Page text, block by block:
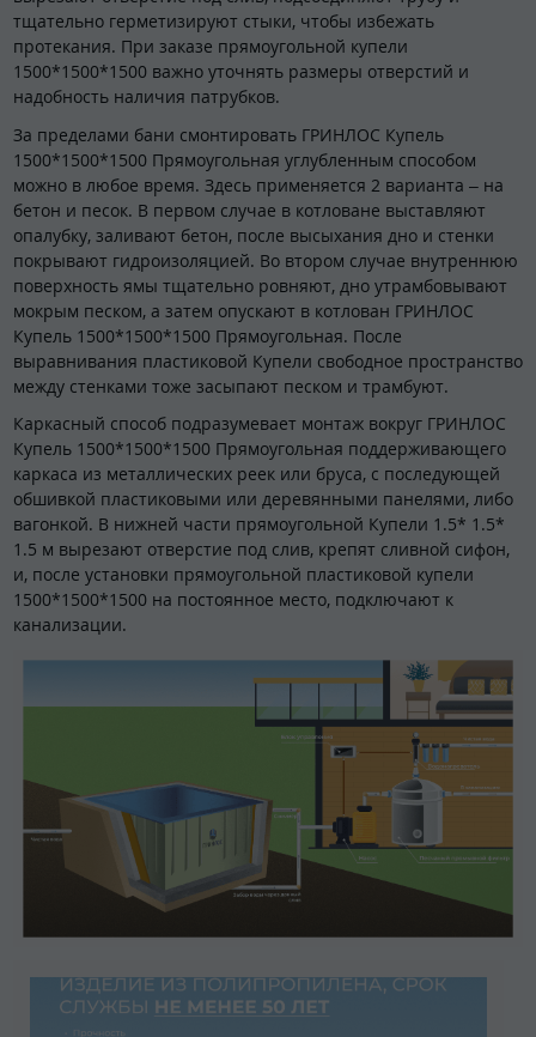
тщательно герметизируют стыки, чтобы избежать
протекания. При заказе прямоугольной купели
1500*1500*1500 важно уточнять размеры отверстий и
надобность наличия патрубков.
За пределами бани смонтировать ГРИНЛОС Купель
1500*1500*1500 Прямоугольная углубленным способом
можно в любое время. Здесь применяется 2 варианта – на
бетон и песок. В первом случае в котловане выставляют
опалубку, заливают бетон, после высыхания дно и стенки
покрывают гидроизоляцией. Во втором случае внутреннюю
поверхность ямы тщательно ровняют, дно утрамбовывают
мокрым песком, а затем опускают в котлован ГРИНЛОС
Купель 1500*1500*1500 Прямоугольная. После
выравнивания пластиковой Купели свободное пространство
между стенками тоже засыпают песком и трамбуют.
Каркасный способ подразумевает монтаж вокруг ГРИНЛОС
Купель 1500*1500*1500 Прямоугольная поддерживающего
каркаса из металлических реек или бруса, с последующей
обшивкой пластиковыми или деревянными панелями, либо
вагонкой. В нижней части прямоугольной Купели 1.5* 1.5*
1.5 м вырезают отверстие под слив, крепят сливной сифон,
и, после установки прямоугольной пластиковой купели
1500*1500*1500 на постоянное место, подключают к
канализации.